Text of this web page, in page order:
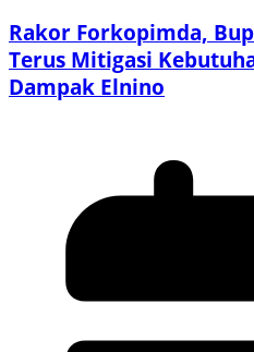
Rakor Forkopimda,
Terus Mitigasi
Dampak Elnino